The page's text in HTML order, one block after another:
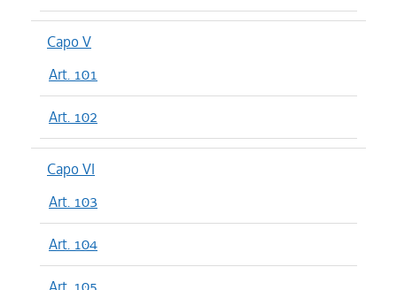
Capo V
Art. 101
Art. 102
Capo VI
Art. 103
Art. 104